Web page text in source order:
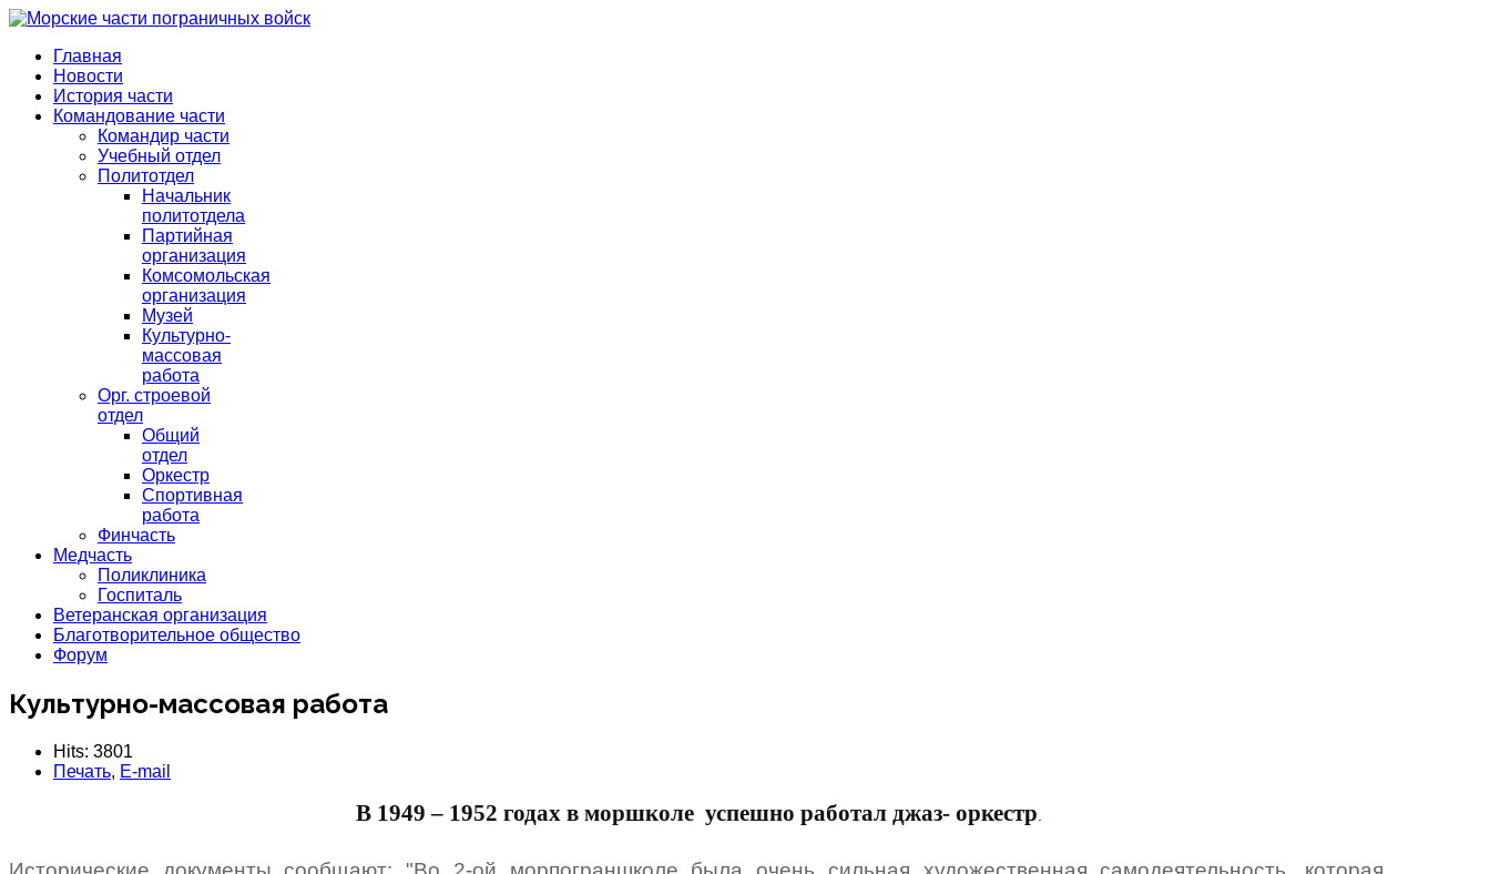
Главная
Новости
История части
Командование части
Командир части
Учебный отдел
Политотдел
Начальник
политотдела
Партийная
организация
Комсомольская
организация
Музей
Культурно-
массовая
работа
Орг. строевой
отдел
Общий
отдел
Оркестр
Спортивная
работа
Финчасть
Медчасть
Поликлиника
Госпиталь
Ветеранская организация
Благотворительное общество
Форум
Культурно-массовая работа
Hits: 3801
Печать, E-mail
В 1949 – 1952 годах в моршколе успешно работал джаз- оркестр